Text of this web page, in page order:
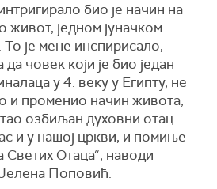
био је начин на
живот, једном јуначком
То је мене инспирисало,
човек који је био један
у 4. веку у Египту, не
и променио начин живота,
озбиљан духовни отац
и у нашој цркви, и помиње
Светих Отаца“, наводи
Поповић.